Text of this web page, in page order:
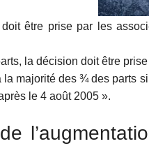
être prise par les
la décision doit être
majorité des ¾ des parts
le 4 août 2005 ».